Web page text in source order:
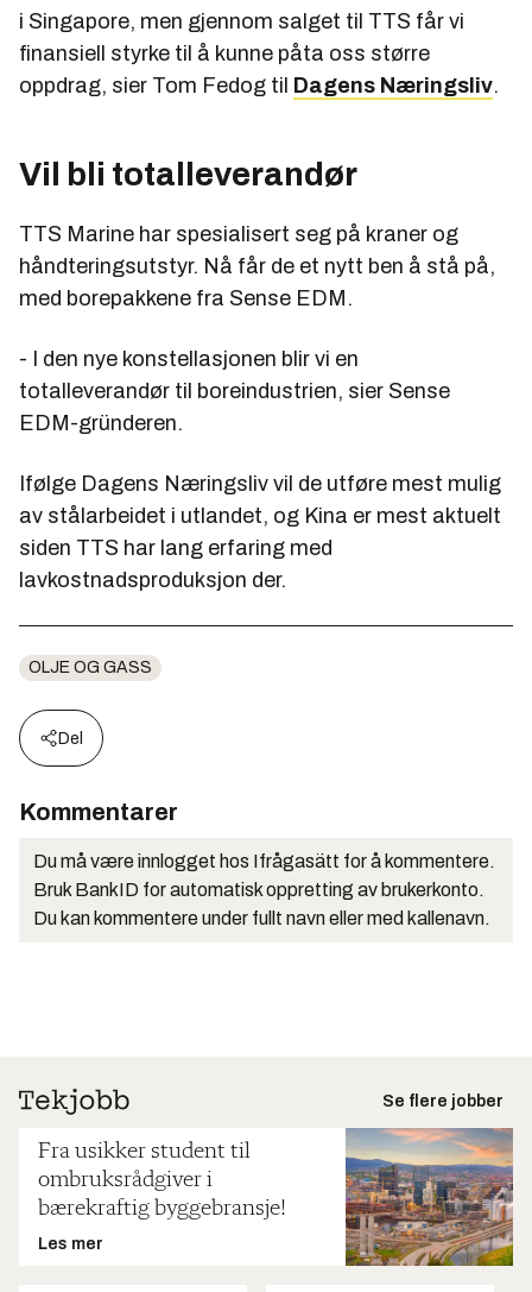
i Singapore, men gjennom salget til TTS får vi
finansiell styrke til å kunne påta oss større
oppdrag, sier Tom Fedog til Dagens Næringsliv.
Vil bli totalleverandør
TTS Marine har spesialisert seg på kraner og
håndteringsutstyr. Nå får de et nytt ben å stå på,
med borepakkene fra Sense EDM.
- I den nye konstellasjonen blir vi en
totalleverandør til boreindustrien, sier Sense
EDM-gründeren.
Ifølge Dagens Næringsliv vil de utføre mest mulig
av stålarbeidet i utlandet, og Kina er mest aktuelt
siden TTS har lang erfaring med
lavkostnadsproduksjon der.
OLJE OG GASS
Del
Kommentarer
Du må være innlogget hos Ifrågasätt for å kommentere.
Bruk BankID for automatisk oppretting av brukerkonto.
Du kan kommentere under fullt navn eller med kallenavn.
Se flere jobber
Fra usikker student til
ombruksrådgiver i
bærekraftig byggebransje!
Les mer